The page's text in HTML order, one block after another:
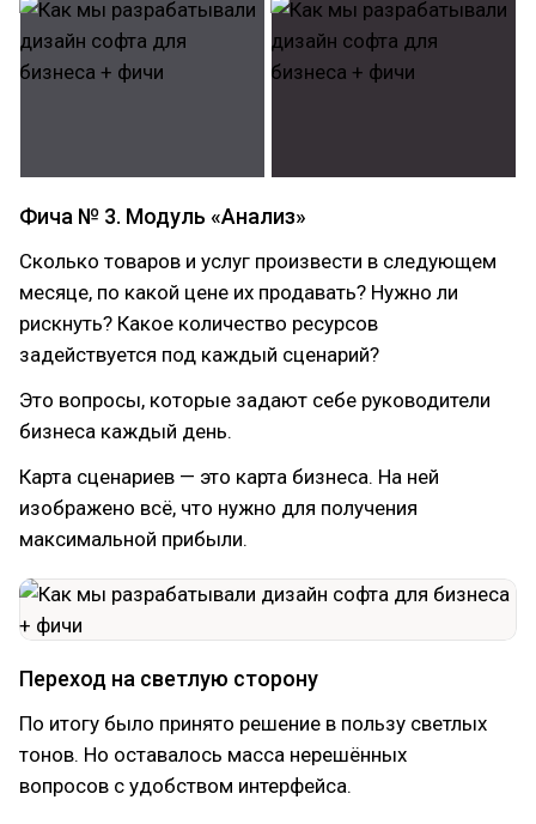
Фича № 3. Модуль «Анализ»
Сколько товаров и услуг произвести в следующем
месяце, по какой цене их продавать? Нужно ли
рискнуть? Какое количество ресурсов
задействуется под каждый сценарий?
Это вопросы, которые задают себе руководители
бизнеса каждый день.
Карта сценариев — это карта бизнеса. На ней
изображено всё, что нужно для получения
максимальной прибыли.
Переход на светлую сторону
По итогу было принято решение в пользу светлых
тонов. Но оставалось масса нерешённых
вопросов с удобством интерфейса.